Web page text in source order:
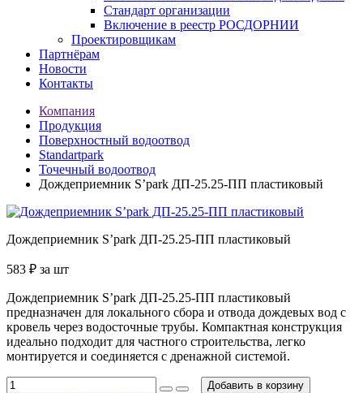
Стандарт организации
Включение в реестр РОСДОРНИИ
Проектировщикам
Партнёрам
Новости
Контакты
Компания
Продукция
Поверхностный водоотвод
Standartpark
Точечный водоотвод
Дождеприемник S’park ДП-25.25-ПП пластиковый
Дождеприемник S’park ДП-25.25-ПП пластиковый
583 ₽ за шт
Дождеприемник S’park ДП-25.25-ПП пластиковый
предназначен для локального сбора и отвода дождевых вод с
кровель через водосточные трубы. Компактная конструкция
идеально подходит для частного строительства, легко
монтируется и соединяется с дренажной системой.
Добавить в корзину